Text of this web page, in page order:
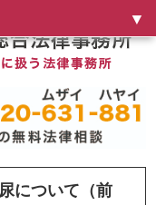
について（前